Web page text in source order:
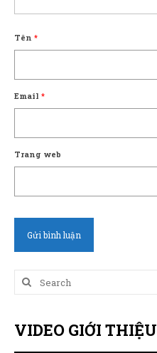
Tên *
Email *
Trang web
Search
for:
VIDEO GIỚI THIỆU